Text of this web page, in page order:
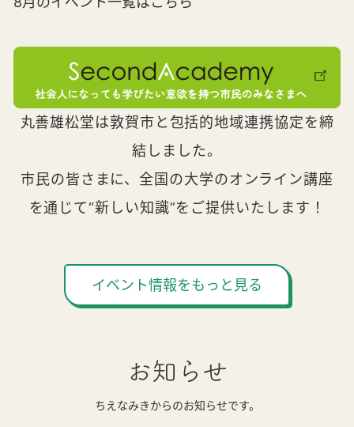
丸善雄松堂は敦賀市と包括的地域連携協定を締
結しました。
市民の皆さまに、全国の大学のオンライン講座
を通じて“新しい知識”をご提供いたします！
イベント情報をもっと見る
お知らせ
ちえなみきからのお知らせです。